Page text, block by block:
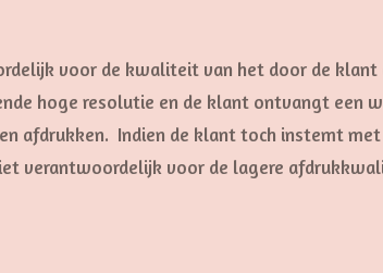
voor de kwaliteit van het door de
hoge resolutie en de klant ontvangt een
afdrukken. Indien de klant toch instemt
verantwoordelijk voor de lagere